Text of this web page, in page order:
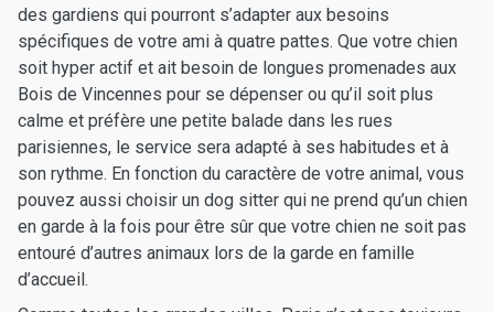
des gardiens qui pourront s’adapter aux besoins
spécifiques de votre ami à quatre pattes. Que votre chien
soit hyper actif et ait besoin de longues promenades aux
Bois de Vincennes pour se dépenser ou qu’il soit plus
calme et préfère une petite balade dans les rues
parisiennes, le service sera adapté à ses habitudes et à
son rythme. En fonction du caractère de votre animal, vous
pouvez aussi choisir un dog sitter qui ne prend qu’un chien
en garde à la fois pour être sûr que votre chien ne soit pas
entouré d’autres animaux lors de la garde en famille
d’accueil.